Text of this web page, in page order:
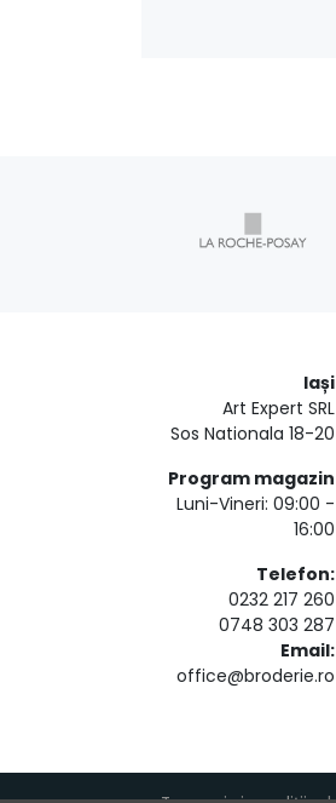
Iași
Art Expert SRL
Sos Nationala 18-20
Program magazin
Luni-Vineri: 09:00 -
16:00
Telefon:
0232 217 260
0748 303 287
Email:
office@broderie.ro